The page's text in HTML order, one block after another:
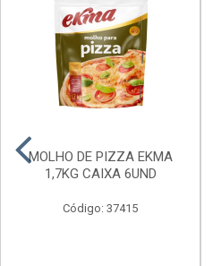
MOLHO DE PIZZA EKMA
1,7KG CAIXA 6UND
Código: 37415